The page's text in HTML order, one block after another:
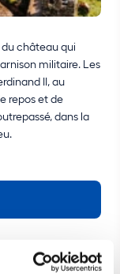
château qui
militaire. Les
II, au
repos et de
dans la